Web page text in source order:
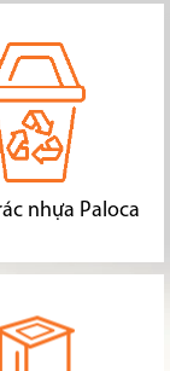
nhựa Paloca